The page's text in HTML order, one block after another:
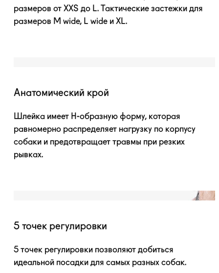
размеров от XXS до L. Тактические застежки для
размеров M wide, L wide и XL.
Анатомический крой
Шлейка имеет H-образную форму, которая
равномерно распределяет нагрузку по корпусу
собаки и предотвращает травмы при резких
рывках.
5 точек регулировки
5 точек регулировки позволяют добиться
идеальной посадки для самых разных собак.